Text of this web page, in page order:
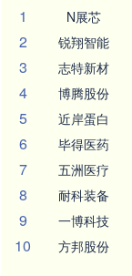
1
N展芯
2 锐翔智能
3 志特新材
4 博腾股份
5 近岸蛋白
6 毕得医药
7 五洲医疗
8 耐科装备
9 一博科技
10 方邦股份